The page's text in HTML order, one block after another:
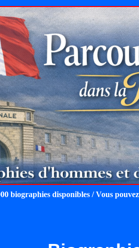
biographies disponibles / Vous